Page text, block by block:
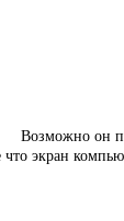
Возможно он
экран